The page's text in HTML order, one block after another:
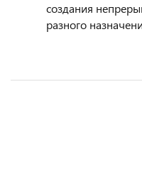
создания
разного